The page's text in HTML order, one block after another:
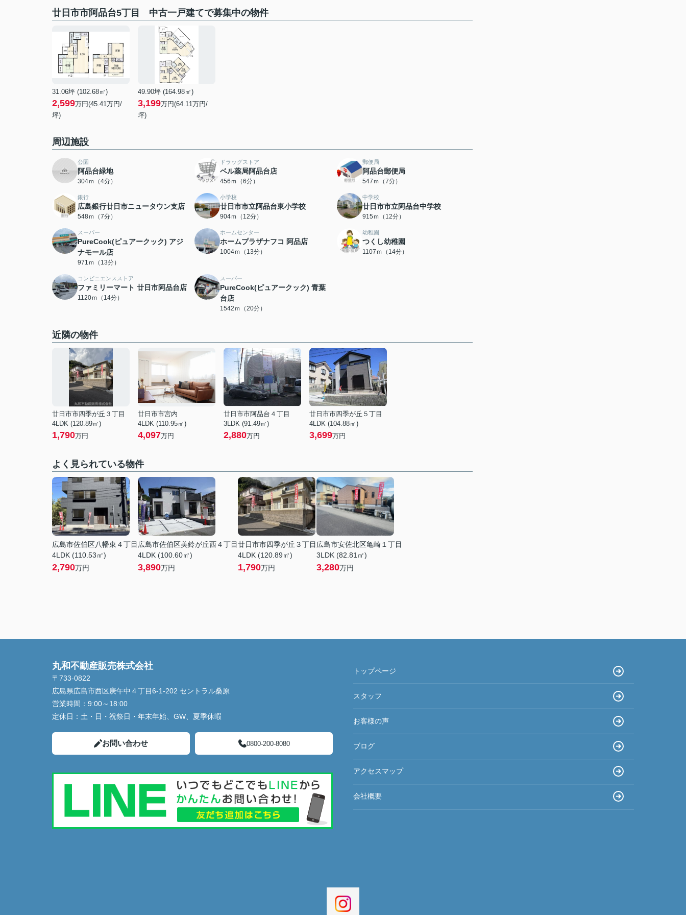
廿日市市阿品台5丁目 中古一戸建てで募集中の物件
31.06坪 (102.68㎡)
2,599万円(45.41万円/
坪)
49.90坪 (164.98㎡)
3,199万円(64.11万円/
坪)
周辺施設
公園
阿品台緑地
304ｍ（4分）
ドラッグストア
ベル薬局阿品台店
456ｍ（6分）
郵便局
阿品台郵便局
547ｍ（7分）
銀行
広島銀行廿日市ニュータウン支店
548ｍ（7分）
小学校
廿日市市立阿品台東小学校
904ｍ（12分）
中学校
廿日市市立阿品台中学校
915ｍ（12分）
スーパー
PureCook(ピュアークック) アジ
ナモール店
971ｍ（13分）
ホームセンター
ホームプラザナフコ 阿品店
1004ｍ（13分）
幼稚園
つくし幼稚園
1107ｍ（14分）
コンビニエンスストア
ファミリーマート 廿日市阿品台店
1120ｍ（14分）
スーパー
PureCook(ピュアークック) 青葉
台店
1542ｍ（20分）
近隣の物件
廿日市市四季が丘３丁目
4LDK (120.89㎡)
1,790万円
廿日市市宮内
4LDK (110.95㎡)
4,097万円
廿日市市阿品台４丁目
3LDK (91.49㎡)
2,880万円
廿日市市四季が丘５丁目
4LDK (104.88㎡)
3,699万円
よく見られている物件
広島市佐伯区八幡東４丁目
4LDK (110.53㎡)
2,790万円
広島市佐伯区美鈴が丘西４丁目
4LDK (100.60㎡)
3,890万円
廿日市市四季が丘３丁目
4LDK (120.89㎡)
1,790万円
広島市安佐北区亀崎１丁目
3LDK (82.81㎡)
3,280万円
丸和不動産販売株式会社
〒733-0822
広島県広島市西区庚午中４丁目6-1-202 セントラル桑原
営業時間： 9:00～18:00
定休日： 土・日・祝祭日・年末年始、GW、夏季休暇
お問い合わせ 0800-200-8080
トップページ
スタッフ
お客様の声
ブログ
アクセスマップ
会社概要